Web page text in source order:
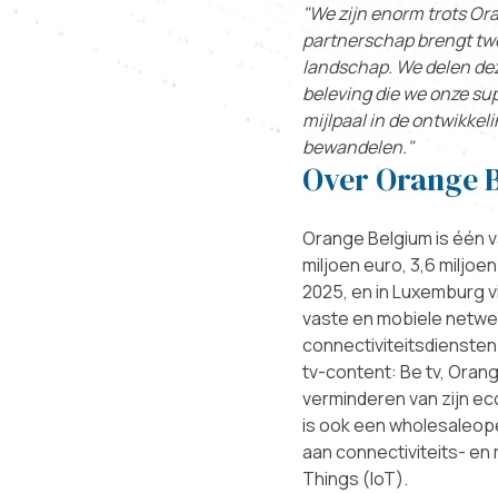
"We zijn enorm trots
partnerschap brengt
landschap. We delen
beleving die we onze
mijlpaal in de
bewandelen."
Over Orange
Orange Belgium is één
miljoen euro, 3,6
2025, en in Luxemburg
vaste en mobiele
tv-content: Be tv,
verminderen van zijn
is ook een
aan connectiviteits- en
Things (IoT).